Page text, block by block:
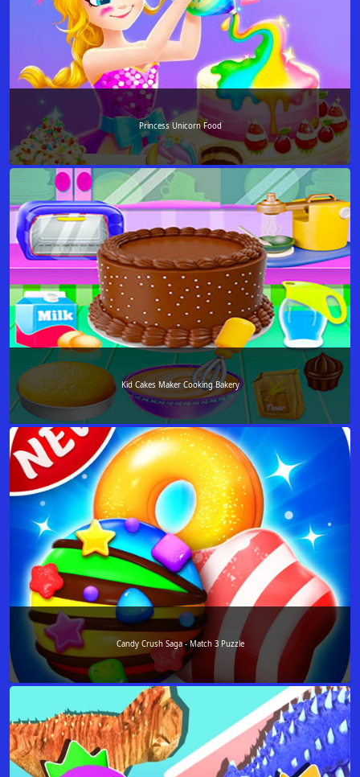
Princess Unicorn Food
Kid Cakes Maker Cooking Bakery
Candy Crush Saga - Match 3 Puzzle